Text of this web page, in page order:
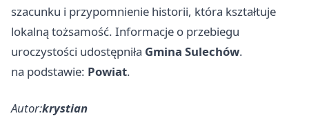
szacunku i przypomnienie historii, która kształtuje
lokalną tożsamość. Informacje o przebiegu
uroczystości udostępniła Gmina Sulechów.
na podstawie: Powiat.
Autor:krystian